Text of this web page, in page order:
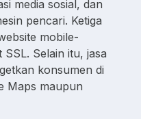
media sosial, dan
pencari. Ketiga
mobile-
Selain itu, jasa
konsumen di
Maps maupun